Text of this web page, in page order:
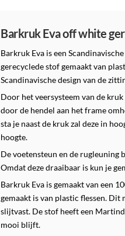
Barkruk Eva off white
Barkruk Eva is een
gerecyclede stof gemaakt van
Scandinavische design van de
Door het veersysteem van de
door de hendel aan het frame
sta je naast de kruk zal deze in
hoogte.
De voetensteun en de rugleuning
Omdat deze draaibaar is kun je
Barkruk Eva is gemaakt van een
gemaakt is van plastic flessen. Dit
slijtvast. De stof heeft een
mooi blijft.